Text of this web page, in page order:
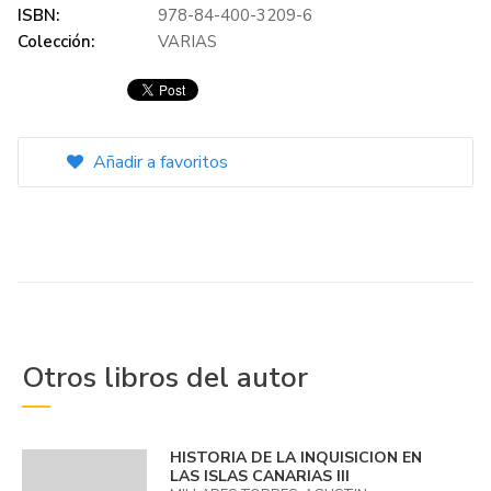
ISBN:
978-84-400-3209-6
Colección:
VARIAS
Añadir a favoritos
Otros libros del autor
HISTORIA DE LA INQUISICION EN
LAS ISLAS CANARIAS III